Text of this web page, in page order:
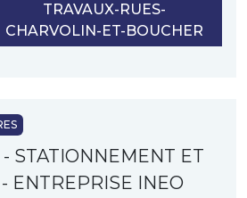
TRAVAUX-RUES-
CHARVOLIN-ET-BOUCHER
STATIONNEMENT ET
ENTREPRISE INEO